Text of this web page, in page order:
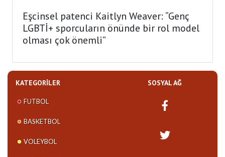
Eşcinsel patenci Kaitlyn Weaver: “Genç
LGBTİ+ sporcuların önünde bir rol model
olması çok önemli”
KATEGORILER
FUTBOL
BASKETBOL
VOLEYBOL
SOSYAL AĞ